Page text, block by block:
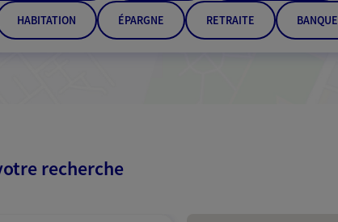
HABITATION ÉPARGNE RETRAITE BANQUE
recherche